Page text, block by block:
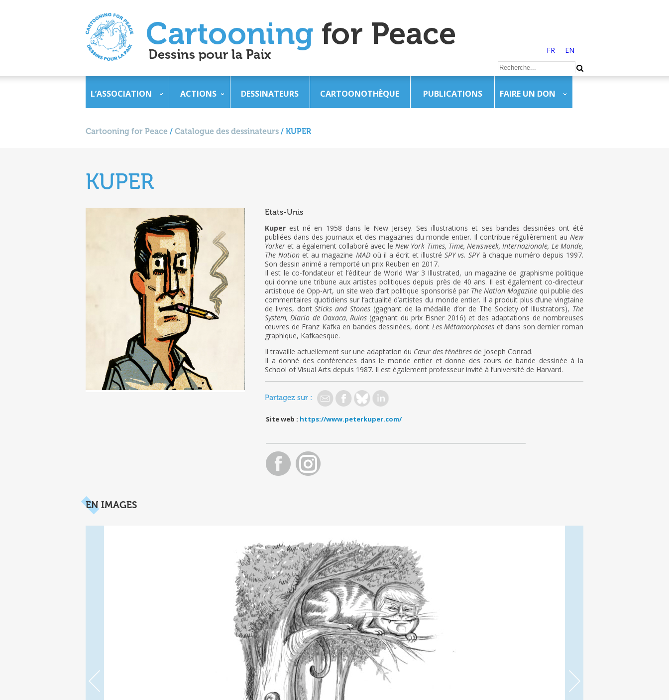
FR EN
L’ASSOCIATION ACTIONS DESSINATEURS CARTOONOTHÈQUE PUBLICATIONS FAIRE UN DON
Cartooning for Peace / Catalogue des dessinateurs / KUPER
KUPER
Etats-Unis
Kuper est né en 1958 dans le New Jersey. Ses illustrations et ses bandes dessinées ont été
publiées dans des journaux et des magazines du monde entier. Il contribue régulièrement au New
Yorker et a également collaboré avec le New York Times, Time, Newsweek, Internazionale, Le Monde,
The Nation et au magazine MADoù il a écrit et illustréSPY vs. SPYà chaque numéro depuis 1997.
Son dessin animé a remporté un prix Reuben en 2017.
Il est le co-fondateur et l’éditeur de World War 3 Illustrated, un magazine de graphisme politique
qui donne une tribune aux artistes politiques depuis près de 40 ans. Il est également co-directeur
artistique de Opp-Art, un site web d’art politique sponsorisé par The Nation Magazine qui publie des
commentaires quotidiens sur l’actualité d’artistes du monde entier. Il a produit plus d’une vingtaine
de livres, dontSticks and Stones (gagnant de la médaille d’or de The Society of Illustrators), The
System, Diario de Oaxaca, Ruins (gagnant du prix Eisner 2016) et des adaptations de nombreuses
œuvres de Franz Kafka en bandes dessinées, dont Les Métamorphoses et dans son dernier roman
graphique, Kafkaesque.
Il travaille actuellement sur une adaptation du Cœur des ténèbres de Joseph Conrad.
Il a donné des conférences dans le monde entier et donne des cours de bande dessinée à la
School of Visual Arts depuis 1987. Il est également professeur invité à l’université de Harvard.
Partagez sur :
Site web : https://www.peterkuper.com/
EN IMAGES